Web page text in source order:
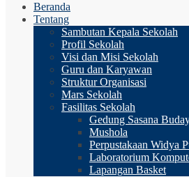
Beranda
Tentang
Sambutan Kepala Sekolah
Profil Sekolah
Visi dan Misi Sekolah
Guru dan Karyawan
Struktur Organisasi
Mars Sekolah
Fasilitas Sekolah
Gedung Sasana
Mushola
Perpustakaan Widya
Laboratorium
Lapangan Basket